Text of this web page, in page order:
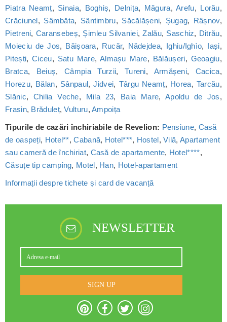
Piatra Neamț, Sinaia, Boghiș, Delnița, Măgura,Arefu, Lorău,
Crăciunel, Sâmbăta, Sântimbru, Săcălășeni, Șugag, Râșnov,
Pietreni, Caransebeș, Șimleu Silvaniei,Zalău, Saschiz, Ditrău,
Moieciu de Jos, Băișoara, Rucăr, Nădejdea, Ighiu/Ighìo, Iași,
Pitești,Ciceu, Satu Mare, Almașu Mare, Bălăușeri, Geoagiu,
Bratca, Beiuș, Câmpia Turzii, Tureni, Armășeni, Cacica,
Horezu, Bălan, Sânpaul,Jidvei, Târgu Neamț, Horea, Tarcău,
Slănic, Chilia Veche, Mila 23, Baia Mare,Apoldu de Jos,
Frasin, Brăduleț,Vulturu,Ampoița
Tipurile de cazări închiriabile de Revelion: Pensiune, Casă
de oaspeți, Hotel**,Cabană, Hotel***, Hostel,Vilă, Apartament
sau cameră de închiriat, Casă de apartamente, Hotel****,
Căsuțe tip camping, Motel, Han, Hotel-apartament
Informații despre tichete și card de vacanță
NEWSLETTER
SIGN UP